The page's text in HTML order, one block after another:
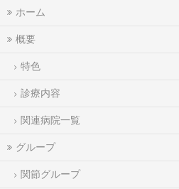
ホーム
概要
特色
診療内容
関連病院一覧
グループ
関節グループ